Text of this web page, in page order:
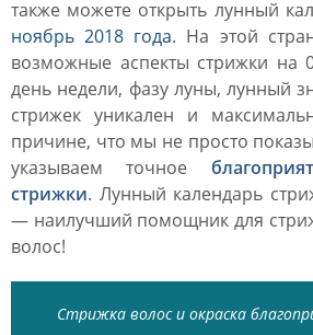
также можете открыть лунный
ноябрь 2018 года. На этой
возможные аспекты стрижки на
день недели, фазу луны, лунный
стрижек уникален и
причине, что мы не просто
указываем точное
стрижки. Лунный календарь
— наилучший помощник для
волос!
Стрижка волос и окраска